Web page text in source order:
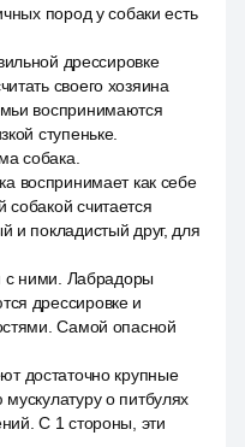
пород у собаки есть
дрессировке
своего хозяина
воспринимаются
ступеньке.
собака.
воспринимает как себе
считается
и покладистый друг, для
с ними. Лабрадоры
дрессировке и
Самой опасной
достаточно крупные
о питбулях
С 1 стороны, эти